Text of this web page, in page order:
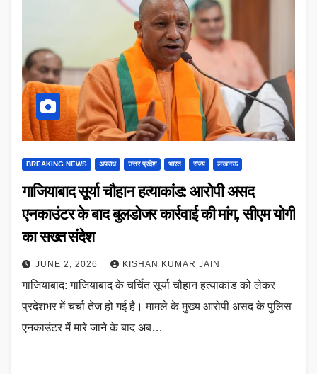
BREAKING NEWS अपराध उत्तर प्रदेश भारत राज्य लखनऊ
गाजियाबाद सूर्या चौहान हत्याकांड: आरोपी असद
एनकाउंटर के बाद बुलडोजर कार्रवाई की मांग, सीएम योगी
का सख्त संदेश
JUNE 2, 2026 KISHAN KUMAR JAIN
गाजियाबाद: गाजियाबाद के चर्चित सूर्या चौहान हत्याकांड को लेकर
प्रदेशभर में चर्चा तेज हो गई है। मामले के मुख्य आरोपी असद के पुलिस
एनकाउंटर में मारे जाने के बाद अब…